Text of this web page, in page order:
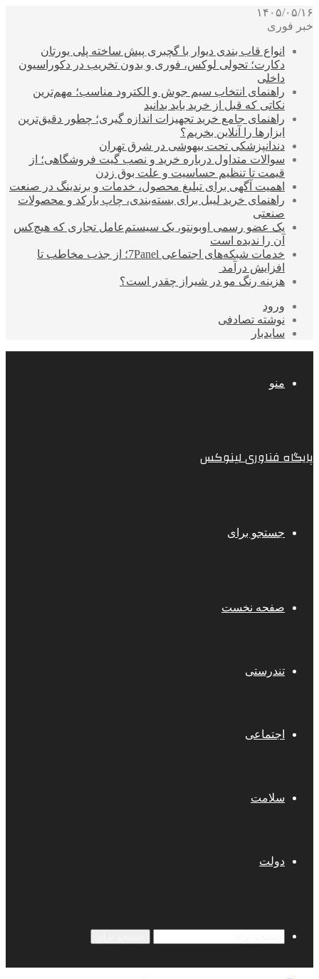
۱۴۰۵/۰۵/۱۶
خبر فوری
انواع قاب بندی دیوار با گچبری پیش ساخته پلی یورتان
دکارت؛ تحولی لوکس، فوری و بدون تخریب در دکوراسیون
داخلی
راهنمای انتخاب سیم جوش و الکترود مناسب؛ مهم‌ترین
نکاتی که قبل از خرید باید بدانید
راهنمای جامع خرید تجهیزات اندازه گیری؛ چطور دقیق‌ترین
ابزارها را آنلاین بخریم؟
دندانپزشکی تحت بیهوشی در شرق تهران
سوالات متداول درباره خرید و نصب گیت فروشگاهی؛ از
قیمت تا تنظیم حساسیت و علت بوق زدن
اهمیت آگهی برای تبلیغ محصول، خدمات و برندینگ در صنعت
راهنمای خرید لیبل برای بسته‌بندی، چاپ بارکد و محصولات
صنعتی
یک عضو رسمی اوبونتو، یک سیستم‌عامل تجاری که هیچ‌کس
آن را ندیده است
خدمات شبکه‌های اجتماعی 7Panel؛ از جذب مخاطب تا
افزایش درآمد
هزینه رنگ مو در شیراز چقدر است؟
ورود
نوشته تصادفی
سایدبار
منو
پایگاه فناوری لینوکس
جستجو برای
صفحه نخست
تندرستی
اجتماعی
سلامت
دولت